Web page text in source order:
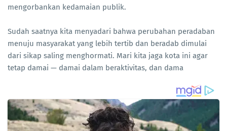
mengorbankan kedamaian publik.
Sudah saatnya kita menyadari bahwa perubahan peradaban
menuju masyarakat yang lebih tertib dan beradab dimulai
dari sikap saling menghormati. Mari kita jaga kota ini agar
tetap damai — damai dalam beraktivitas, dan dama